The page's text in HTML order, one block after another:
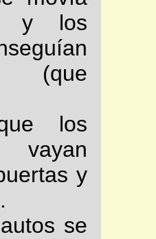
y los
(que
los
y
se